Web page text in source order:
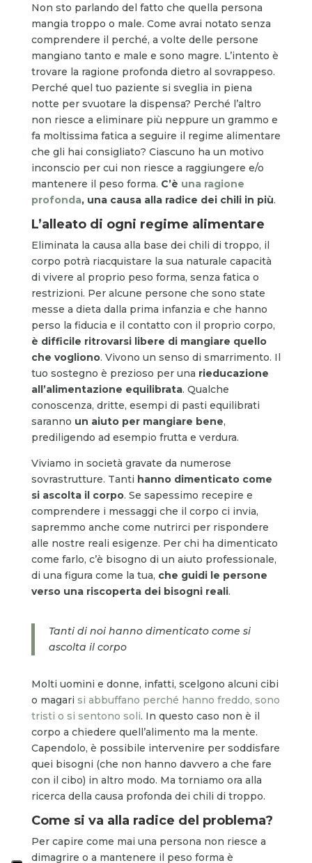
Non sto parlando del fatto che quella persona
mangia troppo o male. Come avrai notato senza
comprendere il perché, a volte delle persone
mangiano tanto e male e sono magre. L’intento è
trovare la ragione profonda dietro al sovrappeso.
Perché quel tuo paziente si sveglia in piena
notte per svuotare la dispensa? Perché l’altro
non riesce a eliminare più neppure un grammo e
fa moltissima fatica a seguire il regime alimentare
che gli hai consigliato? Ciascuno ha un motivo
inconscio per cui non riesce a raggiungere e/o
mantenere il peso forma. C’è una ragione
profonda, una causa alla radice dei chili in più.
L’alleato di ogni regime alimentare
Eliminata la causa alla base dei chili di troppo, il
corpo potrà riacquistare la sua naturale capacità
di vivere al proprio peso forma, senza fatica o
restrizioni. Per alcune persone che sono state
messe a dieta dalla prima infanzia e che hanno
perso la fiducia e il contatto con il proprio corpo,
è difficile ritrovarsi libere di mangiare quello
che vogliono. Vivono un senso di smarrimento. Il
tuo sostegno è prezioso per una rieducazione
all’alimentazione equilibrata. Qualche
conoscenza, dritte, esempi di pasti equilibrati
saranno un aiuto per mangiare bene,
prediligendo ad esempio frutta e verdura.
Viviamo in società gravate da numerose
sovrastrutture. Tanti hanno dimenticato come
si ascolta il corpo. Se sapessimo recepire e
comprendere i messaggi che il corpo ci invia,
sapremmo anche come nutrirci per rispondere
alle nostre reali esigenze. Per chi ha dimenticato
come farlo, c’è bisogno di un aiuto professionale,
di una figura come la tua, che guidi le persone
verso una riscoperta dei bisogni reali.
Tanti di noi hanno dimenticato come si
ascolta il corpo
Molti uomini e donne, infatti, scelgono alcuni cibi
o magari si abbuffano perché hanno freddo, sono
tristi o si sentono soli. In questo caso non è il
corpo a chiedere quell’alimento ma la mente.
Capendolo, è possibile intervenire per soddisfare
quei bisogni (che non hanno davvero a che fare
con il cibo) in altro modo. Ma torniamo ora alla
ricerca della causa profonda dei chili di troppo.
Come si va alla radice del problema?
Per capire come mai una persona non riesce a
dimagrire o a mantenere il peso forma è